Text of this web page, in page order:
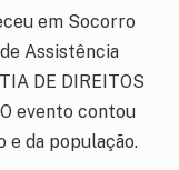
em Socorro
Assistência
DE DIREITOS
evento contou
e da população.